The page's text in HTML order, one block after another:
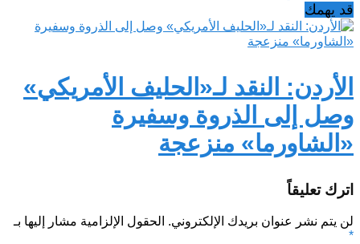
قد يهمك
الأردن: النقد لـ«الحليف الأمريكي»
وصل إلى الذروة وسفيرة
«الشاورما» منزعجة
اترك تعليقاً
لن يتم نشر عنوان بريدك الإلكتروني. الحقول الإلزامية مشار إليها بـ
*